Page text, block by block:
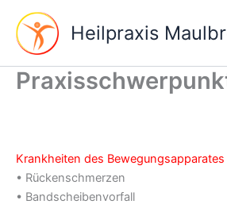
contenu
Heilpraxis
Krankheiten des Bewegungsapparates
• Rückenschmerzen
• Bandscheibenvorfall